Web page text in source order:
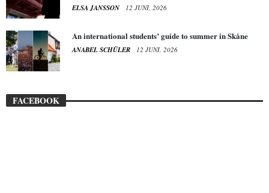
ELSA JANSSON 12 JUNI, 2026
An international students’ guide to summer in Skåne
ANABEL SCHÜLER 12 JUNI, 2026
FACEBOOK